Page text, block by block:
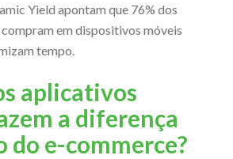
Yield apontam que 76% dos
em dispositivos móveis
tempo.
aplicativos
a diferença
do e-commerce?